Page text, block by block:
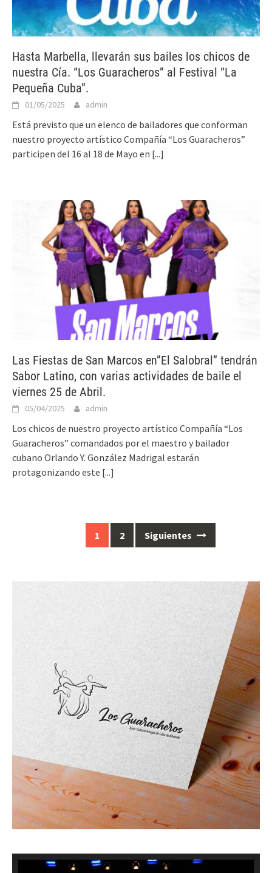
Hasta Marbella, llevarán sus bailes los chicos de
nuestra Cía. “Los Guaracheros” al Festival “La
Pequeña Cuba”.
01/05/2025 admin
Está previsto que un elenco de bailadores que conforman
nuestro proyecto artístico Compañía “Los Guaracheros”
participen del 16 al 18 de Mayo en [...]
Las Fiestas de San Marcos en”El Salobral” tendrán
Sabor Latino, con varias actividades de baile el
viernes 25 de Abril.
05/04/2025 admin
Los chicos de nuestro proyecto artístico Compañía “Los
Guaracheros” comandados por el maestro y bailador
cubano Orlando Y. González Madrigal estarán
protagonizando este [...]
1 2 Siguientes